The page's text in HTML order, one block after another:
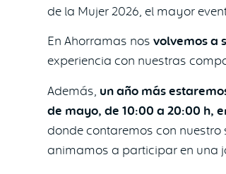
de la Mujer 2026, el mayor
En Ahorramas nosvolvemos a
experiencia con nuestras
Además, un año más
de mayo, de 10:00 a 20:00 h,
donde contaremos con
animamos a participar en una